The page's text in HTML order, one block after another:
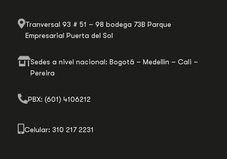
Tranversal 93 # 51 – 98 bodega 73B Parque
Empresarial Puerta del Sol
Sedes a nivel nacional: Bogotá – Medellín – Cali –
Pereira
PBX: (601) 4106212
Celular: 310 217 2231